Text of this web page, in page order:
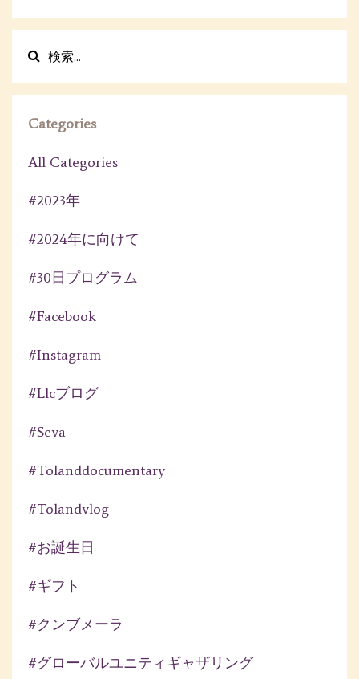
Categories
All Categories
#2023年
#2024年に向けて
#30日プログラム
#facebook
#instagram
#llcブログ
#seva
#tolanddocumentary
#tolandvlog
#お誕生日
#ギフト
#クンブメーラ
#グローバルユニティギャザリング